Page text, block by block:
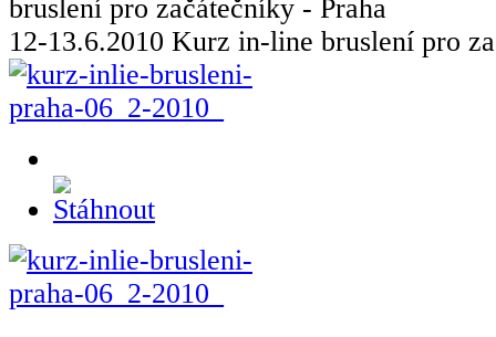
bruslení pro začátečníky - Praha
12-13.6.2010 Kurz in-line bruslení pro